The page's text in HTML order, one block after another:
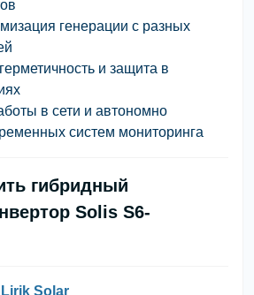
генерации с разных
и защита в
в сети и автономно
систем мониторинга
гибридный
Solis S6-
Lirik Solar